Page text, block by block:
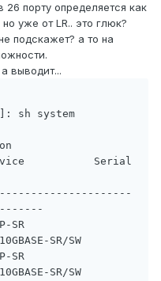
26 порту определяется как
уже от LR.. это глюк?
подскажет? а то на
выводит...
sh system
Serial
SR
SR/SW
SR
SR/SW